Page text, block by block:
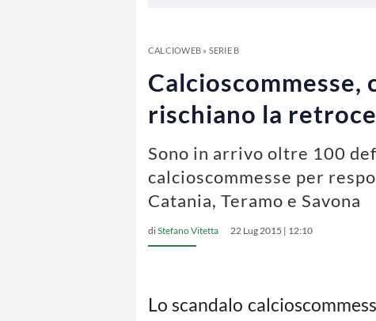
CALCIOWEB» SERIE B
Calcioscommesse,
rischiano la
Sono in arrivo oltre 100
calcioscommesse per
Catania, Teramo e Savona
diStefano Vitetta 22 Lug 2015 | 12:10
Lo scandalo